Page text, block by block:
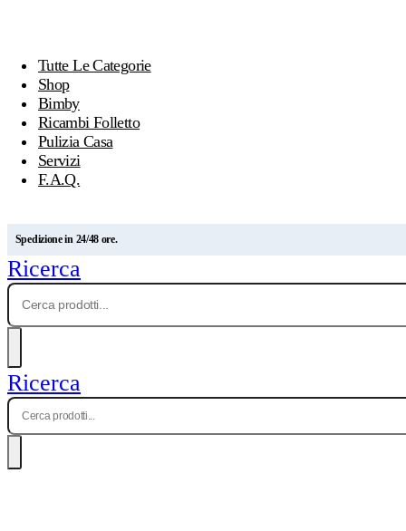
Tutte Le Categorie
Shop
Bimby
Ricambi Folletto
Pulizia Casa
Servizi
F.A.Q.
Spedizione in 24/48 ore.
Ricerca
Ricerca